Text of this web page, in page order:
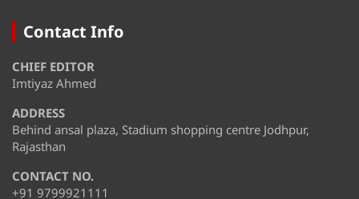
Contact Info
CHIEF EDITOR
Imtiyaz Ahmed
ADDRESS
Behind ansal plaza, Stadium shopping centre Jodhpur,
Rajasthan
CONTACT NO.
+91 9799921111